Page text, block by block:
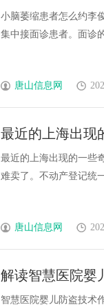
小脑萎缩患者怎么约李
集中接面诊患者。面诊
唐山信息网
最近的上海出现
有？
最近的上海出现的一些
难卖了。不动产登记统
唐山信息网
解读智慧医院婴
智慧医院婴儿防盗技术